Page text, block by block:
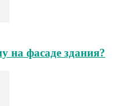
на фасаде здания?